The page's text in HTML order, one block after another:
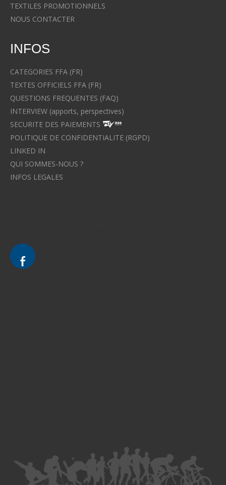
TEXTILES PROMOTIONNELS
NOUS CONTACTER
INFOS
CATEGORIES FFA (FR)
TEXTES OFFICIELS FFA (FR)
QUESTIONS FREQUENTES (FAQ)
INTERVIEW (apports, perspectives)
SECURITE DES PAIEMENTS
POLITIQUE DE CONFIDENTIALITE (RGPD)
LINKED IN
QUI SOMMES-NOUS ?
INFOS LEGALES